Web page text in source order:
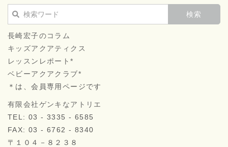
長崎宏子のコラム
キッズアクアティクス
レッスンレポート*
ベビーアクアクラブ*
＊は、会員専用ページです
有限会社ゲンキなアトリエ
TEL: 03 - 3335 - 6585
FAX: 03 - 6762 - 8340
〒１０４－８２３８